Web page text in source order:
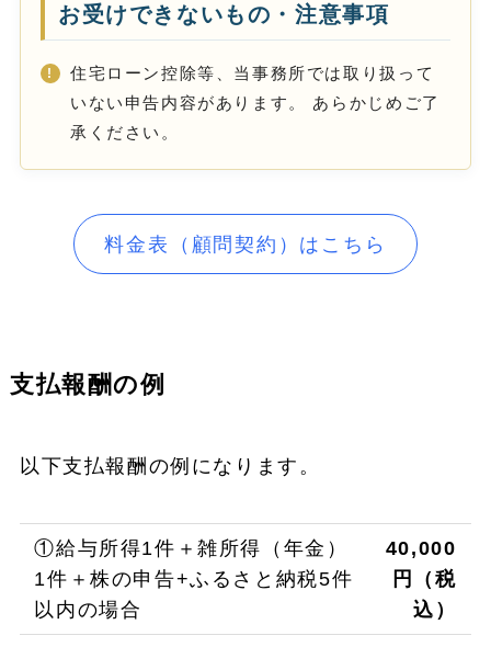
お受けできないもの・注意事項
住宅ローン控除等、当事務所では取り扱って
いない申告内容があります。 あらかじめご了
承ください。
料金表（顧問契約）はこちら
支払報酬の例
以下支払報酬の例になります。
①給与所得1件＋雑所得（年金）
1件＋株の申告+ふるさと納税5件
以内の場合
40,000
円（税
込）